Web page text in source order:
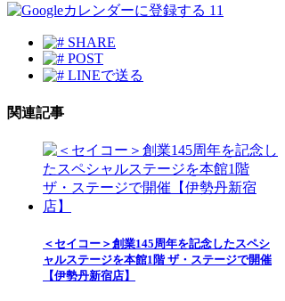
11
SHARE
POST
LINEで送る
関連記事
＜セイコー＞創業145周年を記念したスペシ
ャルステージを本館1階 ザ・ステージで開催
【伊勢丹新宿店】